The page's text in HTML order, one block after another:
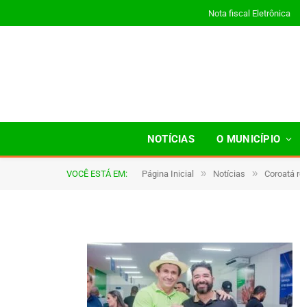
Nota fiscal Eletrônica
NOTÍCIAS O MUNICÍPIO
VOCÊ ESTÁ EM: Página Inicial » Notícias » Coroatá